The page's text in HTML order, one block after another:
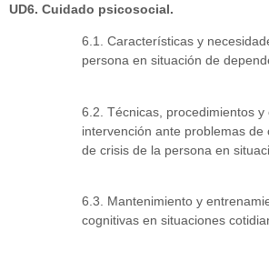
UD6. Cuidado psicosocial.
6.1. Características y
persona en situación de
6.2. Técnicas, procedimientos y
intervención ante problemas de
de crisis de la persona en
6.3. Mantenimiento y
cognitivas en situaciones